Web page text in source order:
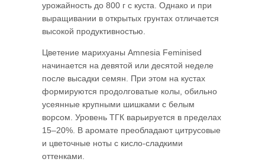
урожайность до 800 г с куста. Однако и при
выращивании в открытых грунтах отличается
высокой продуктивностью.
Цветение марихуаны Amnesia Feminised
начинается на девятой или десятой неделе
после высадки семян. При этом на кустах
формируются продолговатые колы, обильно
усеянные крупными шишками с белым
ворсом. Уровень ТГК варьируется в пределах
15–20%. В аромате преобладают цитрусовые
и цветочные ноты с кисло-сладкими
оттенками.